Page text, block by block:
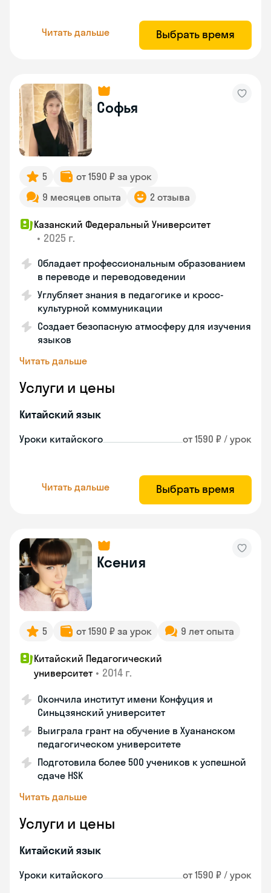
Читать дальше Выбрать время
Софья
5
от 1590 ₽ за урок
9 месяцев опыта
2 отзыва
Казанский Федеральный Университет
• 2025 г.
Обладает профессиональным образованием
в переводе и переводоведении
Углубляет знания в педагогике и кросс-
культурной коммуникации
Создает безопасную атмосферу для изучения
языков
Читать дальше
Услуги и цены
Китайский язык
Уроки китайского от 1590 ₽ / урок
Читать дальше Выбрать время
Ксения
5 от 1590 ₽ за урок 9 лет опыта
Китайский Педагогический
университет • 2014 г.
Окончила институт имени Конфуция и
Синьцзянский университет
Выиграла грант на обучение в Хуананском
педагогическом университете
Подготовила более 500 учеников к успешной
сдаче HSK
Читать дальше
Услуги и цены
Китайский язык
Уроки китайского от 1590 ₽ / урок